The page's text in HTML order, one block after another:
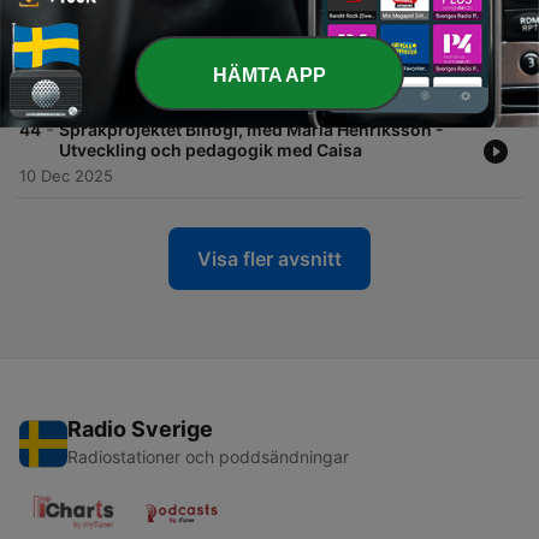
45 - Matematikundervisning, med Ola Helenius & Linda
Ahl - Utveckling och pedagogik med Caisa
21 Jan 2026
44 - Språkprojektet Binogi, med Maria Henriksson -
Utveckling och pedagogik med Caisa
10 Dec 2025
Visa fler avsnitt
Radio Sverige
Radiostationer och poddsändningar
HÄMTA APP